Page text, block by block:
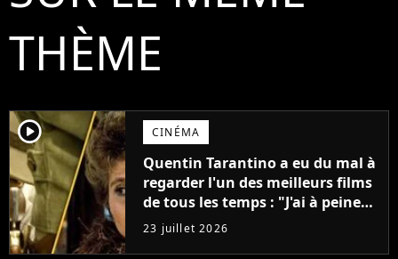
THÈME
player2 CINÉMA
Quentin Tarantino a eu du mal à
regarder l'un des meilleurs films
de tous les temps : "J'ai à peine
réussi à aller jusqu'au générique
de fin"
23 juillet 2026